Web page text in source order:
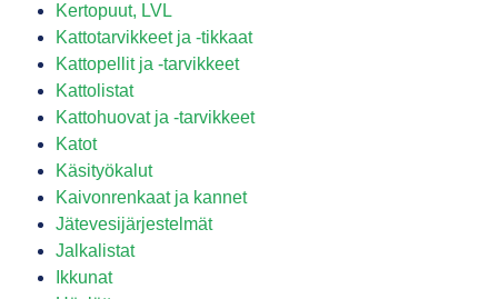
Kertopuut, LVL
Kattotarvikkeet ja -tikkaat
Kattopellit ja -tarvikkeet
Kattolistat
Kattohuovat ja -tarvikkeet
Katot
Käsityökalut
Kaivonrenkaat ja kannet
Jätevesijärjestelmät
Jalkalistat
Ikkunat